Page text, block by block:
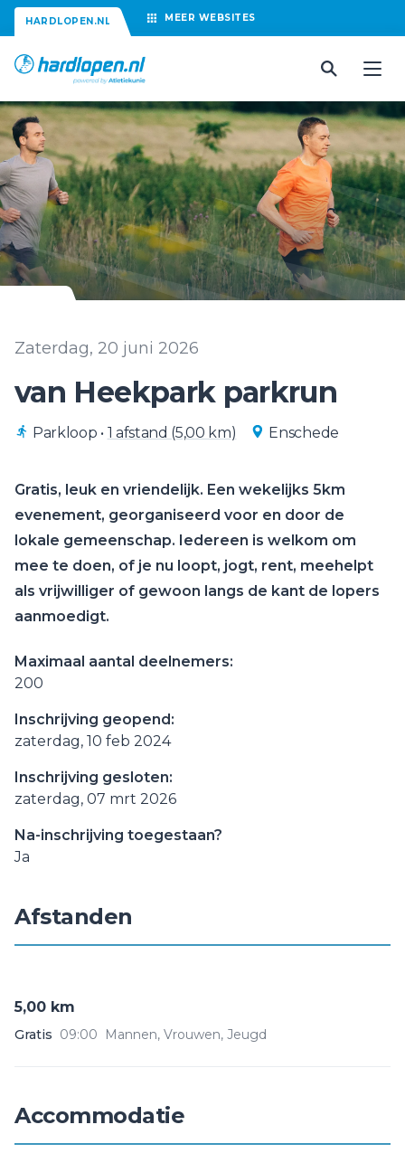
HARDLOPEN.NL MEER WEBSITES
Zaterdag, 20 juni 2026
van Heekpark parkrun
Parkloop • 1 afstand (5,00 km) Enschede
Gratis, leuk en vriendelijk. Een wekelijks 5km
evenement, georganiseerd voor en door de
lokale gemeenschap. Iedereen is welkom om
mee te doen, of je nu loopt, jogt, rent, meehelpt
als vrijwilliger of gewoon langs de kant de lopers
aanmoedigt.
Maximaal aantal deelnemers:
200
Inschrijving geopend:
zaterdag, 10 feb 2024
Inschrijving gesloten:
zaterdag, 07 mrt 2026
Na-inschrijving toegestaan?
Ja
Afstanden
5,00 km
09:00 Mannen, Vrouwen, Jeugd
Gratis
Accommodatie